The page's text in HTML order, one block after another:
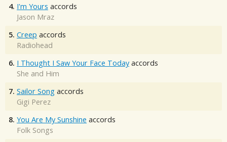
4. I'm Yours accords
Jason Mraz
5. Creep accords
Radiohead
6. I Thought I Saw Your Face Today accords
She and Him
7. Sailor Song accords
Gigi Perez
8. You Are My Sunshine accords
Folk Songs